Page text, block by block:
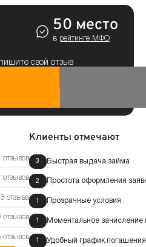
50 место
в рейтинге МФО
свой отзыв
отзывов
отзывов
3 отзыва
отзывов
отзывов
Клиенты отмечают
3 Быстрая выдача займа
2 Простота оформления
1 Прозрачные условия
1 Моментальное зачисление
1 Удобный график погашения